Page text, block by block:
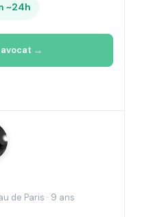
~24h
→
de Paris · 9 ans